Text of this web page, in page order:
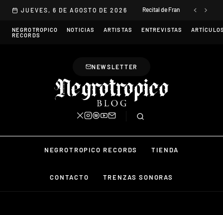
Saltar al contenido
JUEVES, 6 DE AGOSTO DE 2026 Recital de Franc en Libras de
NEGROTROPICO
RECORDS
NOTICIAS ARTISTAS ENTREVISTAS
NEWSLETTER
NEGROTROPICO RECORDS TIENDA
CONTACTO TRENZAS SONORAS